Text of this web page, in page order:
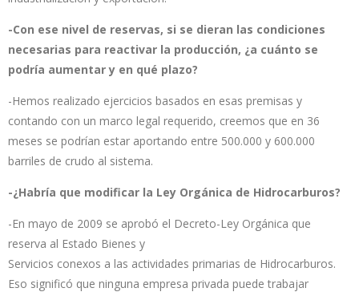
-Con ese nivel de reservas, si se dieran las condiciones
necesarias para reactivar la producción, ¿a cuánto se
podría aumentar y en qué plazo?
-Hemos realizado ejercicios basados en esas premisas y
contando con un marco legal requerido, creemos que en 36
meses se podrían estar aportando entre 500.000 y 600.000
barriles de crudo al sistema.
-¿Habría que modificar la Ley Orgánica de Hidrocarburos?
-En mayo de 2009 se aprobó el Decreto-Ley Orgánica que
reserva al Estado Bienes y
Servicios conexos a las actividades primarias de Hidrocarburos.
Eso significó que ninguna empresa privada puede trabajar